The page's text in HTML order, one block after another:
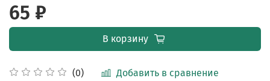
(0) Добавить в сравнение
65 ₽
В корзину